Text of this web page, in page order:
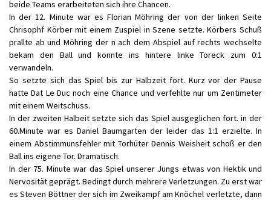
beide Teams erarbeiteten sich ihre Chancen.
In der 12. Minute war es Florian Möhring der von der linken Seite
Chrisophf Körber mit einem Zuspiel in Szene setzte. Körbers Schuß
prallte ab und Möhring der n ach dem Abspiel auf rechts wechselte
bekam den Ball und konnte ins hintere linke Toreck zum 0:1
verwandeln.
So setzte sich das Spiel bis zur Halbzeit fort. Kurz vor der Pause
hatte Dat Le Duc noch eine Chance und verfehlte nur um Zentimeter
mit einem Weitschuss.
In der zweiten Halbeit setzte sich das Spiel ausgeglichen fort. in der
60.Minute war es Daniel Baumgarten der leider das 1:1 erzielte. In
einem Abstimmunsfehler mit Torhüter Dennis Weisheit schoß er den
Ball ins eigene Tor. Dramatisch.
In der 75. Minute war das Spiel unserer Jungs etwas von Hektik und
Nervosität geprägt. Bedingt durch mehrere Verletzungen. Zu erst war
es Steven Böttner der sich im Zweikampf am Knöchel verletzte, dann